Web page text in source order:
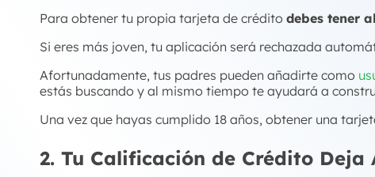
Para obtener tu propia tarjeta de crédito debes tener
Si eres más joven, tu aplicación será rechazada
Afortunadamente, tus padres pueden añadirte como
estás buscando y al mismo tiempo te ayudará a
Una vez que hayas cumplido 18 años, obtener una
2. Tu Calificación de Crédito Deja